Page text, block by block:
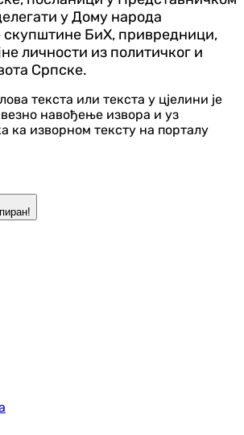
у Дому народа
БиХ, привредници,
личности из политичког и
Српске.
текста или текста у цјелини је
навођење извора и уз
ка изворном тексту на порталу